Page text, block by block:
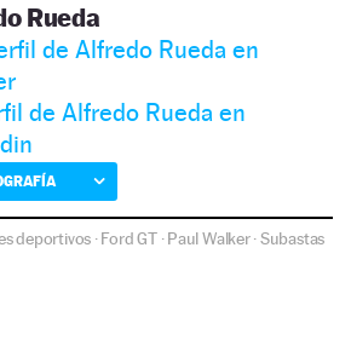
Rueda
de Alfredo Rueda en
de Alfredo Rueda en
deportivos ·Ford GT·Paul Walker·Subastas